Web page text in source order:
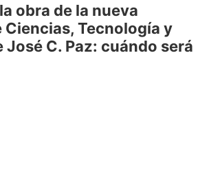
obra de la nueva
Ciencias, Tecnología y
José C. Paz: cuándo será